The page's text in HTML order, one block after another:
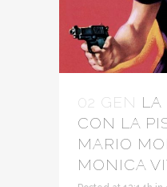
02 GEN LA
CON LA
MARIO
MONICA